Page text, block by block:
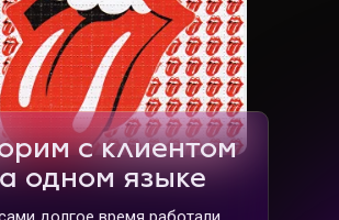
с клиентом
одном языке